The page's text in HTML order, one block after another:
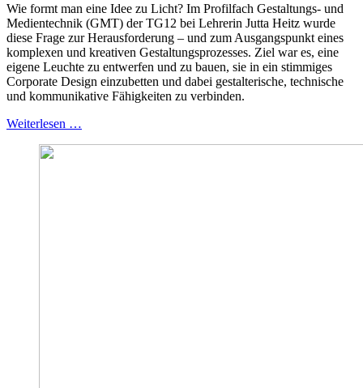
Wie formt man eine Idee zu Licht? Im Profilfach Gestaltungs- und
Medientechnik (GMT) der TG12 bei Lehrerin Jutta Heitz wurde
diese Frage zur Herausforderung – und zum Ausgangspunkt eines
komplexen und kreativen Gestaltungsprozesses. Ziel war es, eine
eigene Leuchte zu entwerfen und zu bauen, sie in ein stimmiges
Corporate Design einzubetten und dabei gestalterische, technische
und kommunikative Fähigkeiten zu verbinden.
Weiterlesen …